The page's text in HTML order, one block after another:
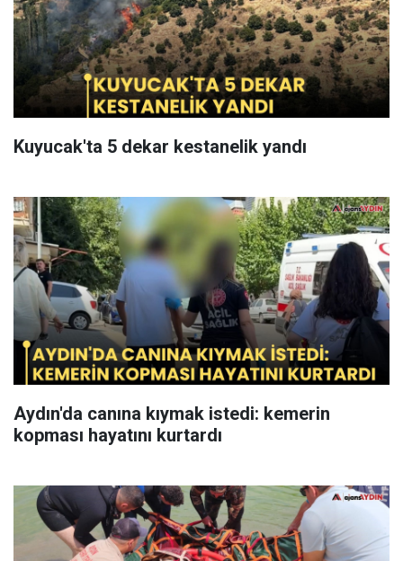
Kuyucak'ta 5 dekar kestanelik yandı
Aydın'da canına kıymak istedi: kemerin
kopması hayatını kurtardı